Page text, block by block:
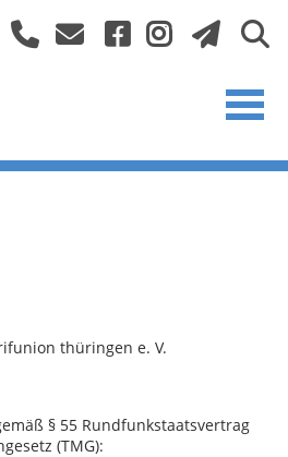
thüringen e. V.
§ 55 Rundfunkstaatsvertrag
(TMG):